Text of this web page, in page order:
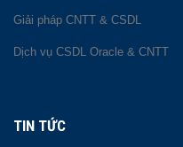
Giải pháp CNTT & CSDL
Dịch vụ CSDL Oracle & CNTT
TIN TỨC